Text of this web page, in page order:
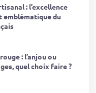
: l’excellence
emblématique du
: l’anjou ou
quel choix faire ?